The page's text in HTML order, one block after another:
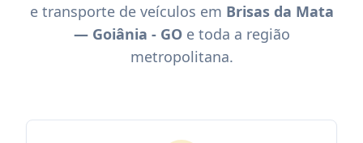
e transporte de veículos em Brisas da Mata
— Goiânia - GOe toda a região
metropolitana.